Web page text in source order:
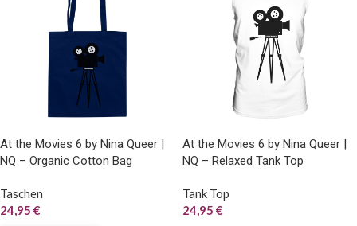
At the Movies 6 by Nina Queer |
NQ – Organic Cotton Bag
Taschen
24,95 €
At the Movies 6 by Nina Queer |
NQ – Relaxed Tank Top
Tank Top
24,95 €